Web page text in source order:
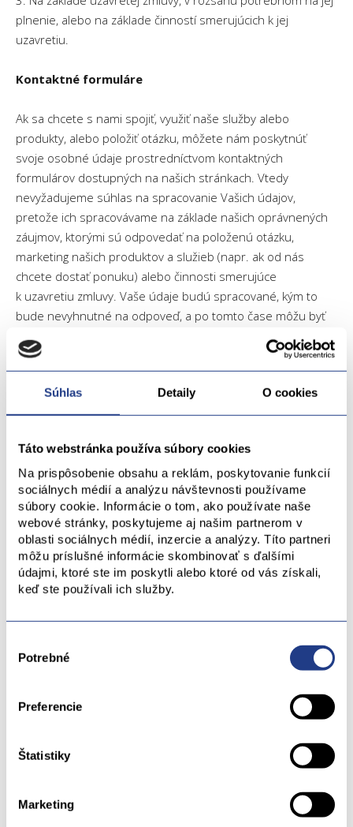
Súhlas Detaily O cookies
Táto webstránka používa súbory cookies
Na prispôsobenie obsahu a reklám, poskytovanie funkcií
sociálnych médií a analýzu návštevnosti používame
súbory cookie. Informácie o tom, ako používate naše
webové stránky, poskytujeme aj našim partnerom v
oblasti sociálnych médií, inzercie a analýzy. Títo partneri
môžu príslušné informácie skombinovať s ďalšími
údajmi, ktoré ste im poskytli alebo ktoré od vás získali,
keď ste používali ich služby.
súhlasu
Potrebné
Preferencie
Štatistiky
Marketing
plnenie, alebo na základe činností smerujúcich k jej
uzavretiu.
Kontaktné formuláre
Ak sa chcete s nami spojiť, využiť naše služby alebo
produkty, alebo položiť otázku, môžete nám poskytnúť
svoje osobné údaje prostredníctvom kontaktných
formulárov dostupných na našich stránkach. Vtedy
nevyžadujeme súhlas na spracovanie Vašich údajov,
pretože ich spracovávame na základe našich oprávnených
záujmov, ktorými sú odpovedať na položenú otázku,
marketing našich produktov a služieb (napr. ak od nás
chcete dostať ponuku) alebo činnosti smerujúce
k uzavretiu zmluvy. Vaše údaje budú spracované, kým to
bude nevyhnutné na odpoveď, a po tomto čase môžu byť
spracovávané počas obdobia premlčania možných nárokov.
Obchodné informácie
Ak sme od Vás žiadali súhlas na spracovanie osobných
našich produktov a služieb a produktov našich obchodných
partnerov – tento súhlas môžete kedykoľvek odvolať
zaslaním e-mailu na adresudane_osobowe@multiform.pl
Vaše práva
Máte právo požadovať prístup k svojim osobným údajom,
ich opravu, vymazanie alebo obmedzenie spracovania, ako
dozornému orgánu, t. j. predsedovi Úradu na ochranu
Poskytnutie Vašich údajov je dobrovoľné, ale potrebné na
Správca neurčil Zodpovednú osobu pre ochranu osobných
osobných údajov môžete poslať na e-mail